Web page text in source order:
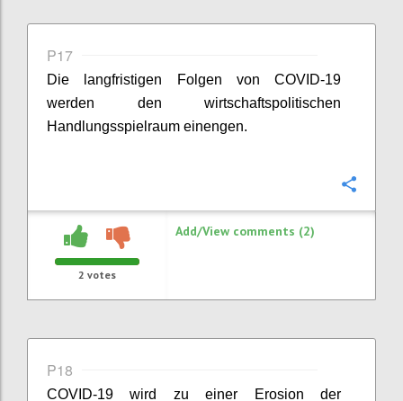
P17
Die langfristigen Folgen von COVID-19
werden den wirtschaftspolitischen
Handlungsspielraum einengen.
2 votes
Add/View comments (2)
P18
COVID-19 wird zu einer Erosion der